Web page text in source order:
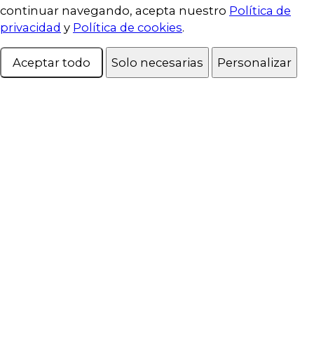
continuar navegando, acepta nuestro Política de
privacidad y Política de cookies.
Aceptar todo Solo necesarias Personalizar